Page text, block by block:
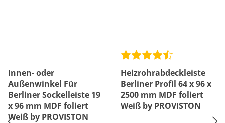
Innen- oder
Außenwinkel Für
Berliner Sockelleiste 19
x 96 mm MDF foliert
Weiß by PROVISTON
Heizrohrabdeckleiste
Berliner Profil 64 x 96 x
2500 mm MDF foliert
Weiß by PROVISTON